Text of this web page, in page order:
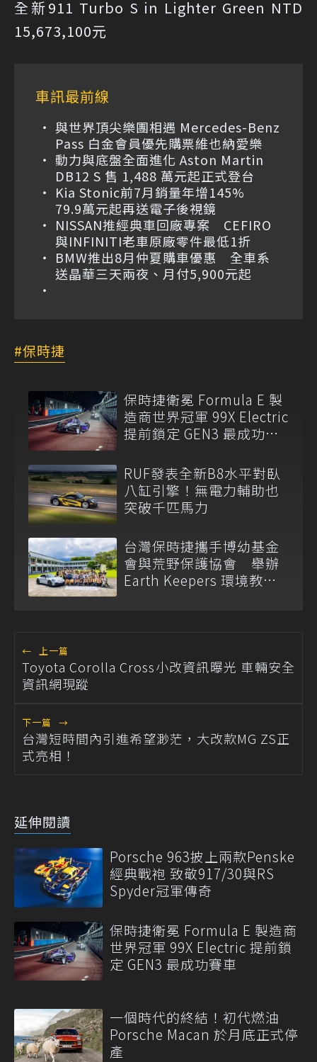
全新911 Turbo S in Lighter Green NTD
15,673,100元
車訊最前線
與世界頂尖樂團相遇 Mercedes-Benz
Pass 白金會員優先購票維也納愛樂
動力與底盤全面進化 Aston Martin
DB12 S 售 1,488 萬元起正式登台
Kia Stonic前7月銷量年增145%
79.9萬元起再送電子後視鏡
NISSAN推經典車回廠專案 CEFIRO
與INFINITI老車原廠零件最低1折
BMW推出8月仲夏購車優惠 全車系
送晶華三天兩夜、月付5,900元起
保時捷
保時捷衛冕 Formula E 製
造商世界冠軍 99X Electric
提前鎖定 GEN3 最成功賽
RUF發表全新B8水平對臥
八缸引擎！無電力輔助也
突破千匹馬力
台灣保時捷攜手博幼基金
會與荒野保護協會 舉辦
Earth Keepers 環境教育
← 上一篇
Toyota Corolla Cross小改資訊曝光 車輛安全
資訊網現蹤
下一篇 →
台灣短時間內引進希望渺茫，大改款MG ZS正
式亮相！
延伸閱讀
Porsche 963披上兩款Penske
經典戰袍 致敬917/30與RS
Spyder冠軍傳奇
保時捷衛冕 Formula E 製造商
世界冠軍 99X Electric 提前鎖
定 GEN3 最成功賽車
一個時代的終結！初代燃油
Porsche Macan 於月底正式停
產